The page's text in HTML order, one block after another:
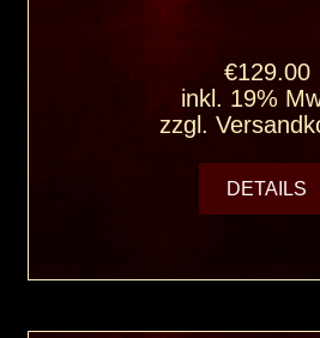
€129.00
inkl. 19%
zzgl.
DETAILS